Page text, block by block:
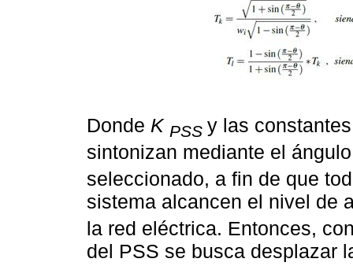
Donde K PSS y las
sintonizan mediante el
seleccionado, a fin de que
sistema alcancen el nivel de
la red eléctrica. Entonces,
del PSS se busca desplazar